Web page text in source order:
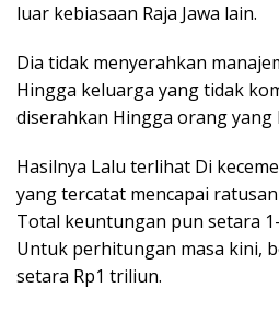
luar kebiasaan Raja Jawa lain.
Dia tidak menyerahkan
Hingga keluarga yang tidak
diserahkan Hingga orang yang
Hasilnya Lalu terlihat Di
yang tercatat mencapai
Total keuntungan pun setara
Untuk perhitungan masa kini,
setara Rp1 triliun.